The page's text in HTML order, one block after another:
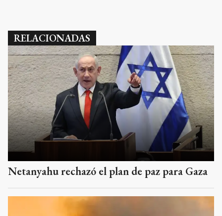
RELACIONADAS
Netanyahu rechazó el plan de paz para Gaza